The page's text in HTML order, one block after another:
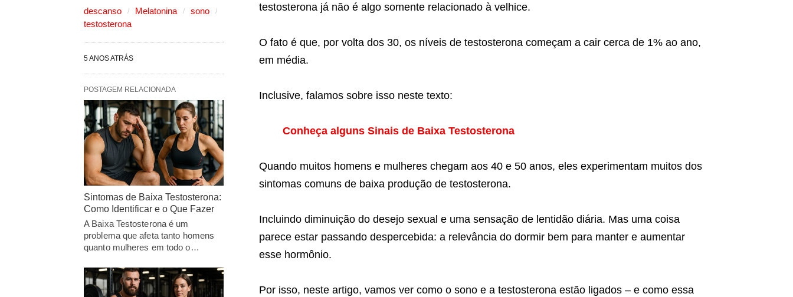
testosterona já não é algo somente relacionado à velhice.
O fato é que, por volta dos 30, os níveis de testosterona começam a cair cerca de 1% ao ano,
em média.
Inclusive, falamos sobre isso neste texto:
Conheça alguns Sinais de Baixa Testosterona
Quando muitos homens e mulheres chegam aos 40 e 50 anos, eles experimentam muitos dos
sintomas comuns de baixa produção de testosterona.
Incluindo diminuição do desejo sexual e uma sensação de lentidão diária. Mas uma coisa
parece estar passando despercebida: a relevância do dormir bem para manter e aumentar
esse hormônio.
Por isso, neste artigo, vamos ver como o sono e a testosterona estão ligados – e como essa
descanso Melatonina
sono
testosterona
5 ANOS ATRÁS
POSTAGEM RELACIONADA
Sintomas de Baixa Testosterona:
Como Identificar e o Que Fazer
A Baixa Testosterona é um
problema que afeta tanto homens
quanto mulheres em todo o…